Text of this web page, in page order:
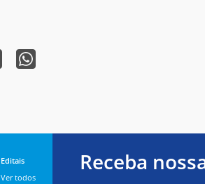
Editais
Ver todos
Receba